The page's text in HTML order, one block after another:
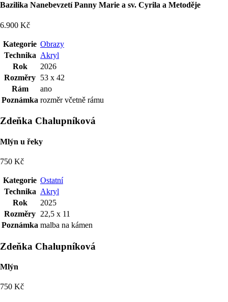
Bazilika Nanebevzetí Panny Marie a sv. Cyrila a Metoděje
6.900 Kč
Kategorie Obrazy
Technika Akryl
Rok
2026
Rozměry 53 x 42
Rám
ano
Poznámka rozměr včetně rámu
Zdeňka Chalupníková
Mlýn u řeky
750 Kč
Kategorie Ostatní
Technika Akryl
Rok
2025
Rozměry 22,5 x 11
Poznámka malba na kámen
Zdeňka Chalupníková
Mlýn
750 Kč